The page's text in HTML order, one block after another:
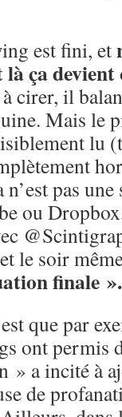
est fini, et
ça
cirer, il
Mais le
lu
pas
ou
le soir
finale ».
que par
ont permis
» a incité à
de